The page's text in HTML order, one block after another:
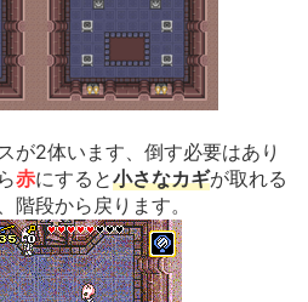
が2体います、倒す必要はあり
赤にすると小さなカギが取れる
階段から戻ります。